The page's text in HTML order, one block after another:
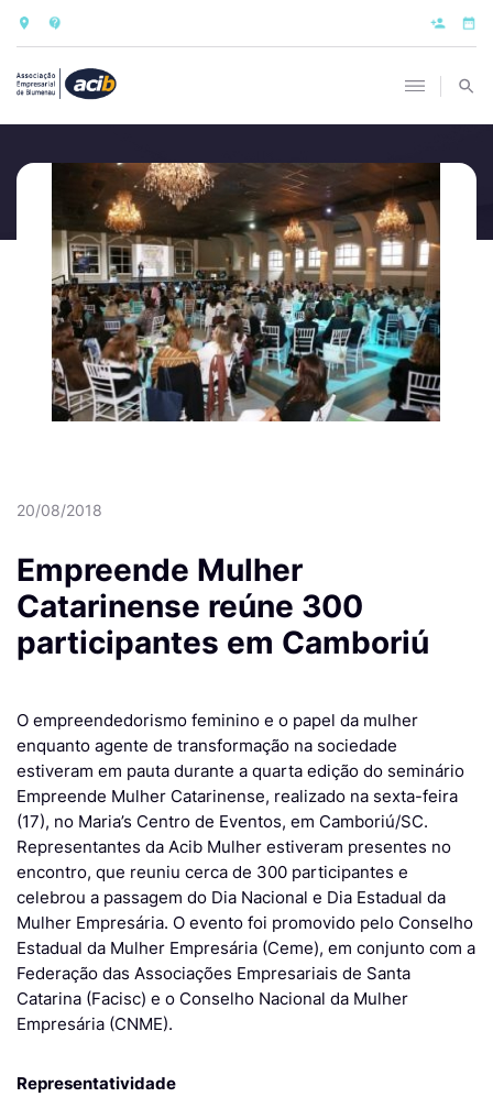
20/08/2018
Empreende Mulher
Catarinense reúne 300
participantes em Camboriú
O empreendedorismo feminino e o papel da mulher
enquanto agente de transformação na sociedade
estiveram em pauta durante a quarta edição do seminário
Empreende Mulher Catarinense, realizado na sexta-feira
(17), no Maria’s Centro de Eventos, em Camboriú/SC.
Representantes da Acib Mulher estiveram presentes no
encontro, que reuniu cerca de 300 participantes e
celebrou a passagem do Dia Nacional e Dia Estadual da
Mulher Empresária. O evento foi promovido pelo Conselho
Estadual da Mulher Empresária (Ceme), em conjunto com a
Federação das Associações Empresariais de Santa
Catarina (Facisc) e o Conselho Nacional da Mulher
Empresária (CNME).
Representatividade